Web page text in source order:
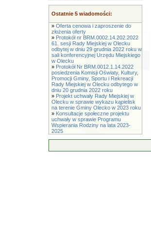
Ostatnie 5 wiadomości:
» Oferta cenowa i zaproszenie do
złożenia oferty
» Protokół nr BRM.0002.14.202.2022
61. sesji Rady Miejskiej w Olecku
odbytej w dniu 29 grudnia 2022 roku w
sali konferencyjnej Urzędu Miejskiego
w Olecku
» Protokół Nr BRM.0012.1.14.2022
posiedzenia Komisji Oświaty, Kultury,
Promocji Gminy, Sportu i Rekreacji
Rady Miejskiej w Olecku odbytego w
dniu 20 grudnia 2022 roku
» Projekt uchwały Rady Miejskiej w
Olecku w sprawie wykazu kąpielisk
na terenie Gminy Olecko w 2023 roku
» Konsultacje społeczne projektu
uchwały w sprawie Programu
Wspierania Rodziny na lata 2023-
2025